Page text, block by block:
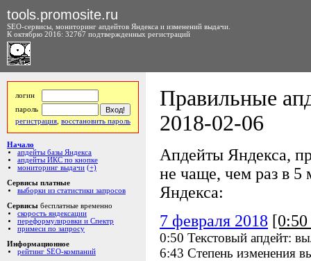
tools.promosite.ru
SEO-сервисы, мониторинг апдейтов Яндекса и изменений выдачи.
К октябрю 2016: 32767 подтвержденных регистраций
логин
пароль
регистрация восстановить пароль
Начало
апдейты базы Яндекса
апдейты ИКС по кнопке
мониторинг выдачи (+)
Сервисы платные
выборки из статистики запросов
Сервисы бесплатные временно
скорость яндексации
переформулировки и Спектр
примеси по запросу
Информационное
рейтинг SEO-компаний
Правильные
2018-02-06
Апдейты Яндекса,
не чаще, чем раз в 5
Яндекса:
7 февраля 2018
0:50 Текстовый апдейт:
6:43 Степень изменения